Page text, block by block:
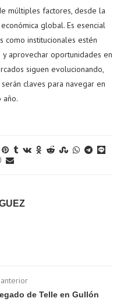
múltiples factores, desde la
global. Es esencial
como institucionales estén
aprovechar oportunidades en
siguen evolucionando,
claves para navegar en
año.
de Telle en Gullón